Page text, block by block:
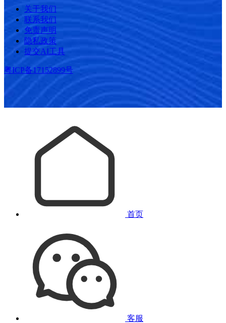
关于我们
联系我们
免责声明
隐私政策
提交AI工具
粤ICP备17152899号
首页
客服